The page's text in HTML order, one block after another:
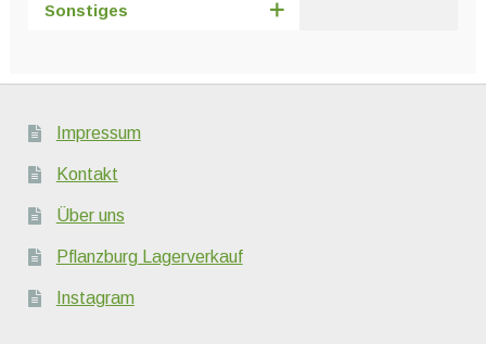
Sonstiges
Impressum
Kontakt
Über uns
Pflanzburg Lagerverkauf
Instagram